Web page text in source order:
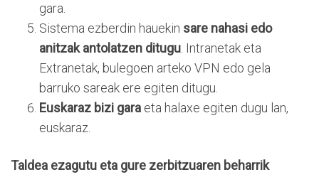
gara.
Sistema ezberdin hauekin sare nahasi edo
anitzak antolatzen ditugu . Intranetak eta
Extranetak, bulegoen arteko VPN edo gela
barruko sareak ere egiten ditugu.
Euskaraz bizi gara eta halaxe egiten dugu lan,
euskaraz.
Taldea ezagutu eta gure zerbitzuaren beharrik